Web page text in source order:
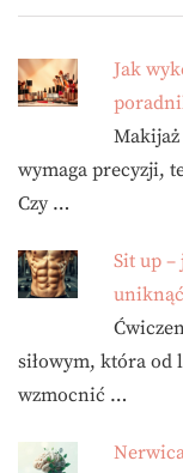
Jak
wymaga precyzji,
Czy …
Sit up
uniknąć
siłowym, która od
wzmocnić …